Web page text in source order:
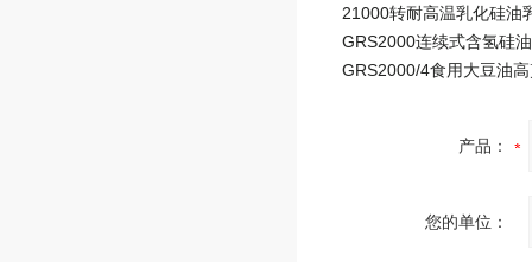
21000转耐高温乳化硅油
产品：
您的单位：